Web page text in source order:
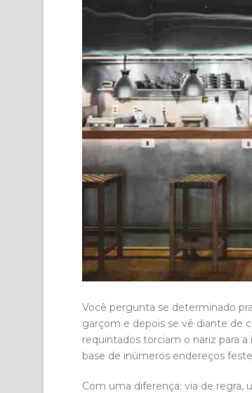
Você pergunta se determinado
garçom e depois se vê diante de
requintados torciam o nariz para
base de inúmeros endereços
Com uma diferença: via de regra,